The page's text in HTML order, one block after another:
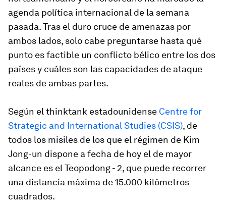
agenda política internacional de la semana
pasada. Tras el duro cruce de amenazas por
ambos lados, solo cabe preguntarse hasta qué
punto es factible un conflicto bélico entre los dos
países y cuáles son las capacidades de ataque
reales de ambas partes.
Según el thinktank estadounidense Centre for
Strategic and International Studies (CSIS), de
todos los misiles de los que el régimen de Kim
Jong-un dispone a fecha de hoy el de mayor
alcance es el Teopodong - 2, que puede recorrer
una distancia máxima de 15.000 kilómetros
cuadrados.